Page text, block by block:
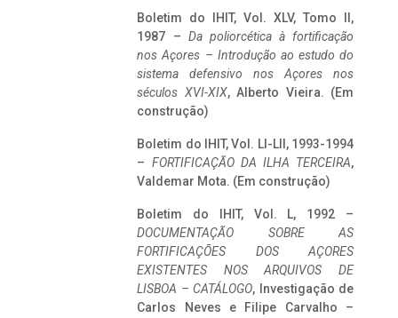
Boletim do IHIT, Vol. XLV, Tomo II,
1987 – Da poliorcética à fortificação
nos Açores – Introdução ao estudo do
sistema defensivo nos Açores nos
séculos XVI-XIX, Alberto Vieira. (Em
construção)
Boletim do IHIT, Vol. LI-LII, 1993-1994
– FORTIFICAÇÃO DA ILHA TERCEIRA,
Valdemar Mota. (Em construção)
Boletim do IHIT, Vol. L, 1992 –
DOCUMENTAÇÃO SOBRE AS
FORTIFICAÇÕES DOS AÇORES
EXISTENTES NOS ARQUIVOS DE
LISBOA – CATÁLOGO, Investigação de
Carlos Neves e Filipe Carvalho –